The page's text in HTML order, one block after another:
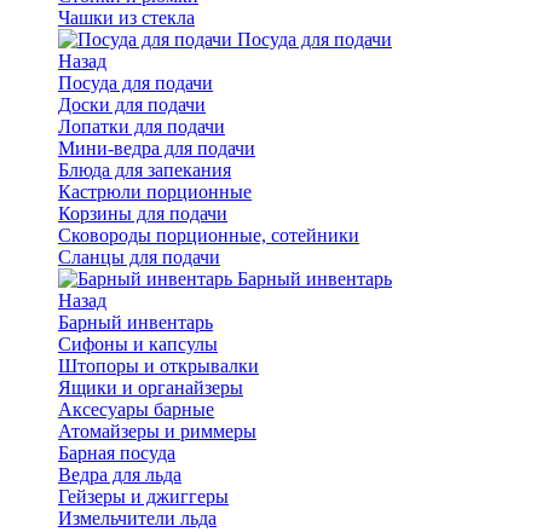
Чашки из стекла
Посуда для подачи
Назад
Посуда для подачи
Доски для подачи
Лопатки для подачи
Мини-ведра для подачи
Блюда для запекания
Кастрюли порционные
Корзины для подачи
Сковороды порционные, сотейники
Сланцы для подачи
Барный инвентарь
Назад
Барный инвентарь
Сифоны и капсулы
Штопоры и открывалки
Ящики и органайзеры
Аксесуары барные
Атомайзеры и риммеры
Барная посуда
Ведра для льда
Гейзеры и джиггеры
Измельчители льда